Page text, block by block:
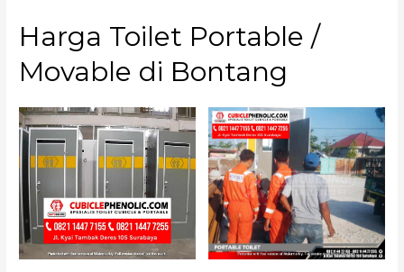
Harga Toilet Portable /
Movable di Bontang